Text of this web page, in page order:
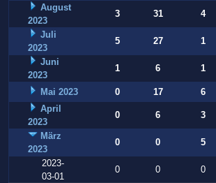
August
2023
3 31 4
Juli
2023
5 27 1
Juni
2023
1 6 1
Mai 2023 0 17 6
April
2023
0 6 3
März
2023
0 0 5
2023-
03-01
0 0 0